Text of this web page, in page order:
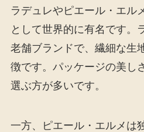
ラデュレやピエール・エル
として世界的に有名です。
老舗ブランドで、繊細な生
徴です。パッケージの美し
選ぶ方が多いです。
一方、ピエール・エルメは